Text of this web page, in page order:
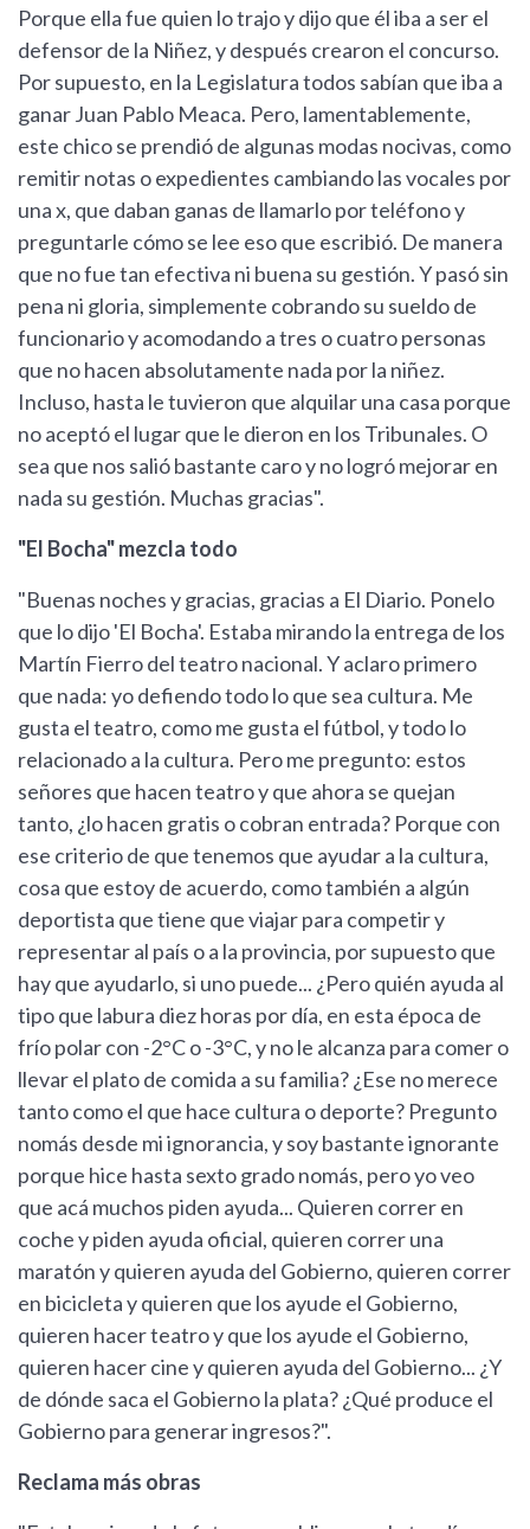
Porque ella fue quien lo trajo y dijo que él iba a ser el
defensor de la Niñez, y después crearon el concurso.
Por supuesto, en la Legislatura todos sabían que iba a
ganar Juan Pablo Meaca. Pero, lamentablemente,
este chico se prendió de algunas modas nocivas, como
remitir notas o expedientes cambiando las vocales por
una x, que daban ganas de llamarlo por teléfono y
preguntarle cómo se lee eso que escribió. De manera
que no fue tan efectiva ni buena su gestión. Y pasó sin
pena ni gloria, simplemente cobrando su sueldo de
funcionario y acomodando a tres o cuatro personas
que no hacen absolutamente nada por la niñez.
Incluso, hasta le tuvieron que alquilar una casa porque
no aceptó el lugar que le dieron en los Tribunales. O
sea que nos salió bastante caro y no logró mejorar en
nada su gestión. Muchas gracias".
"El Bocha" mezcla todo
"Buenas noches y gracias, gracias a El Diario. Ponelo
que lo dijo 'El Bocha'. Estaba mirando la entrega de los
Martín Fierro del teatro nacional. Y aclaro primero
que nada: yo defiendo todo lo que sea cultura. Me
gusta el teatro, como me gusta el fútbol, y todo lo
relacionado a la cultura. Pero me pregunto: estos
señores que hacen teatro y que ahora se quejan
tanto, ¿lo hacen gratis o cobran entrada? Porque con
ese criterio de que tenemos que ayudar a la cultura,
cosa que estoy de acuerdo, como también a algún
deportista que tiene que viajar para competir y
representar al país o a la provincia, por supuesto que
hay que ayudarlo, si uno puede... ¿Pero quién ayuda al
tipo que labura diez horas por día, en esta época de
frío polar con -2°C o -3°C, y no le alcanza para comer o
llevar el plato de comida a su familia? ¿Ese no merece
tanto como el que hace cultura o deporte? Pregunto
nomás desde mi ignorancia, y soy bastante ignorante
porque hice hasta sexto grado nomás, pero yo veo
que acá muchos piden ayuda... Quieren correr en
coche y piden ayuda oficial, quieren correr una
maratón y quieren ayuda del Gobierno, quieren correr
en bicicleta y quieren que los ayude el Gobierno,
quieren hacer teatro y que los ayude el Gobierno,
quieren hacer cine y quieren ayuda del Gobierno... ¿Y
de dónde saca el Gobierno la plata? ¿Qué produce el
Gobierno para generar ingresos?".
Reclama más obras